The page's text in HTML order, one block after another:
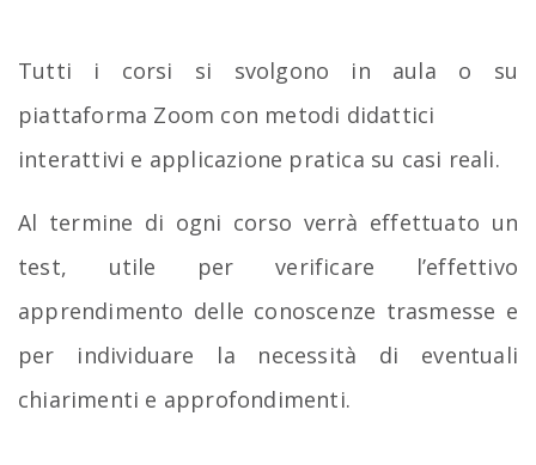
Tutti i corsi si svolgono in aula o su
piattaforma Zoom con metodi didattici
interattivi e applicazione pratica su casi reali.
Al termine di ogni corso verrà effettuato un
test, utile per verificare l’effettivo
apprendimento delle conoscenze trasmesse e
per individuare la necessità di eventuali
chiarimenti e approfondimenti.